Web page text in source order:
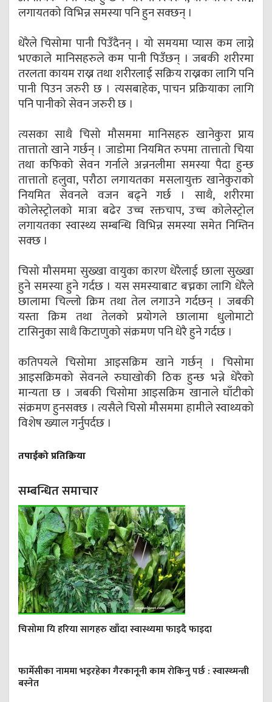
लगायतको विभिन्न समस्या पनि हुन सक्छन् ।
धेरैले चिसोमा पानी पिउँदैनन् । यो समयमा प्यास कम लाग्ने
भएकाले मानिसहरुले कम पानी पिउँछन् । जबकी शरीरमा
तरलता कायम राख्न तथा शरीरलाई सक्रिय राख्नका लागि पनि
पानी पिउन जरुरी छ । त्यसबाहेक, पाचन प्रक्रियाका लागि
पनि पानीको सेवन जरुरी छ ।
त्यसका साथै चिसो मौसममा मानिसहरु खानेकुरा प्राय
तात्तातो खाने गर्छन् । जाडोमा नियमित रुपमा तात्तातो चिया
तथा कफिको सेवन गर्नाले अन्ननलीमा समस्या पैदा हुन्छ
तात्तातो हलुवा, परौठा लगायतका मसलायुक्त खानेकुराको
नियमित सेवनले वजन बढ्ने गर्छ । साथै, शरीरमा
कोलेस्ट्रोलको मात्रा बढेर उच्च रक्तचाप, उच्च कोलेस्ट्रोल
लगायतका स्वास्थ्य सम्बन्धि विभिन्न समस्या समेत निम्तिन
सक्छ ।
चिसो मौसममा सुख्खा वायुका कारण धेरैलाई छाला सुख्खा
हुने समस्या हुने गर्दछ । यस समस्याबाट बच्नका लागि धेरैले
छालामा चिल्लो क्रिम तथा तेल लगाउने गर्दछन् । जबकी
यस्ता क्रिम तथा तेलको प्रयोगले छालामा धुलोमाटो
टासिनुका साथै किटाणुको संक्रमण पनि धेरै हुने गर्दछ ।
कतिपयले चिसोमा आइसक्रिम खाने गर्छन् । चिसोमा
आइसक्रिमको सेवनले रुघाखोकी ठिक हुन्छ भन्ने धेरैको
मान्यता छ । जबकी चिसोमा आइसक्रिम खानाले घाँटीको
संक्रमण हुनसक्छ । त्यसैले चिसो मौसममा हामीले स्वाथ्यको
विशेष ख्याल गर्नुपर्दछ ।
तपाईको प्रतिक्रिया
सम्बन्धित समाचार
चिसोमा यि हरिया सागहरु खाँदा स्वास्थ्यमा फाइदै फाइदा
फार्मेसीका नाममा भइरहेका गैरकानूनी काम रोकिनु पर्छ : स्वास्थ्मन्त्री
बस्नेत